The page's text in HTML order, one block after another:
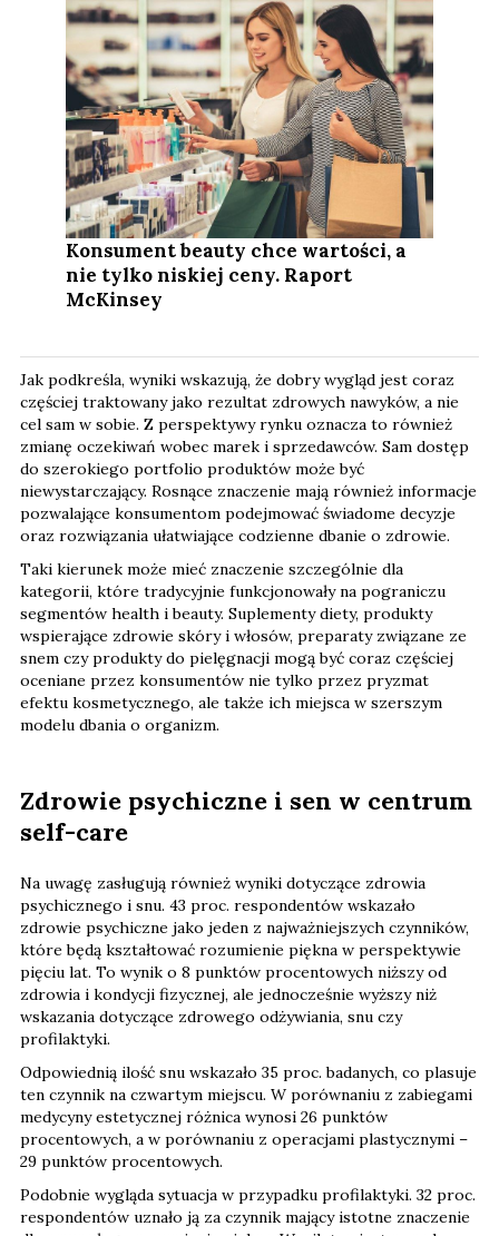
Konsument beauty chce wartości, a
nie tylko niskiej ceny. Raport
McKinsey
Jak podkreśla, wyniki wskazują, że dobry wygląd jest coraz
częściej traktowany jako rezultat zdrowych nawyków, a nie
cel sam w sobie. Z perspektywy rynku oznacza to również
zmianę oczekiwań wobec marek i sprzedawców. Sam dostęp
do szerokiego portfolio produktów może być
niewystarczający. Rosnące znaczenie mają również informacje
pozwalające konsumentom podejmować świadome decyzje
oraz rozwiązania ułatwiające codzienne dbanie o zdrowie.
Taki kierunek może mieć znaczenie szczególnie dla
kategorii, które tradycyjnie funkcjonowały na pograniczu
segmentów health i beauty. Suplementy diety, produkty
wspierające zdrowie skóry i włosów, preparaty związane ze
snem czy produkty do pielęgnacji mogą być coraz częściej
oceniane przez konsumentów nie tylko przez pryzmat
efektu kosmetycznego, ale także ich miejsca w szerszym
modelu dbania o organizm.
Zdrowie psychiczne i sen w centrum
self-care
Na uwagę zasługują również wyniki dotyczące zdrowia
psychicznego i snu. 43 proc. respondentów wskazało
zdrowie psychiczne jako jeden z najważniejszych czynników,
które będą kształtować rozumienie piękna w perspektywie
pięciu lat. To wynik o 8 punktów procentowych niższy od
zdrowia i kondycji fizycznej, ale jednocześnie wyższy niż
wskazania dotyczące zdrowego odżywiania, snu czy
profilaktyki.
Odpowiednią ilość snu wskazało 35 proc. badanych, co plasuje
ten czynnik na czwartym miejscu. W porównaniu z zabiegami
medycyny estetycznej różnica wynosi 26 punktów
procentowych, a w porównaniu z operacjami plastycznymi –
29 punktów procentowych.
Podobnie wygląda sytuacja w przypadku profilaktyki. 32 proc.
respondentów uznało ją za czynnik mający istotne znaczenie